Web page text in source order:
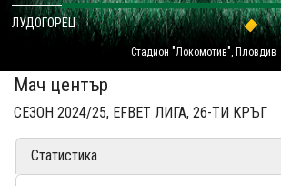
КЛУБ
ЗА ФЕНОВЕ
Стадион "Локомотив", Пловдив
ЛУДОГОРЕЦ
Мач център
СЕЗОН 2024/25, EFBET ЛИГА, 26-ТИ КРЪГ
Статистика